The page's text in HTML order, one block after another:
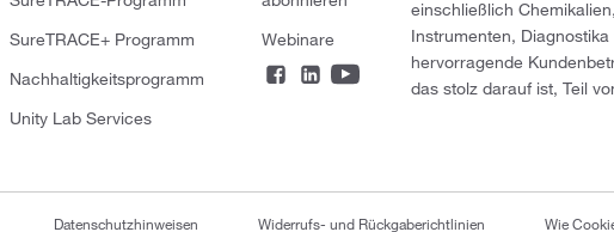
SureTRACE+ Programm
Nachhaltigkeitsprogramm
Unity Lab Services
Webinare
einschließlich
Instrumenten,
hervorragende
das stolz darauf ist, Teil
Datenschutzhinweisen Widerrufs- und Rückgaberichtlinien Wie